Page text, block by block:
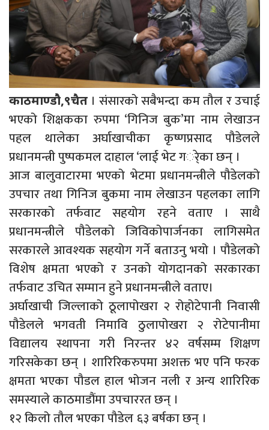
काठमाण्डौ,९चैत । संसारको सबैभन्दा कम तौल र उचाई
भएको शिक्षकका रुपमा ‘गिनिज बुक’मा नाम लेखाउन
पहल थालेका अर्घाखाचीका कृष्णप्रसाद पौडेलले
प्रधानमन्त्री पुष्पकमल दाहाल ‘लाई भेट गर्ेका छन् ।
आज बालुवाटारमा भएको भेटमा प्रधानमन्त्रीले पौडेलको
उपचार तथा गिनिज बुकमा नाम लेखाउन पहलका लागि
सरकारको तर्फवाट सहयोग रहने वताए । साथै
प्रधानमन्त्रीले पौडेलको जिविकोपार्जनका लागिसमेत
सरकारले आवश्यक सहयोग गर्ने बताउनु भयो । पौडेलको
विशेष क्षमता भएको र उनको योगदानको सरकारका
तर्फवाट उचित सम्मान हुने प्रधानमन्त्रीले वताए।
अर्घाखाची जिल्लाको ठूलापोखरा २ रोहोटेपानी निवासी
पौडेलले भगवती निमावि ठुलापोखरा २ रोटेपानीमा
विद्यालय स्थापना गरी निरन्तर ४२ वर्षसम्म शिक्षण
गरिसकेका छन् । शारिरिकरुपमा अशक्त भए पनि फरक
क्षमता भएका पौडल हाल भोजन नली र अन्य शारिरिक
समस्याले काठमाडौंमा उपचाररत छन् ।
१२ किलो तौल भएका पौडेल ६३ बर्षका छन् ।